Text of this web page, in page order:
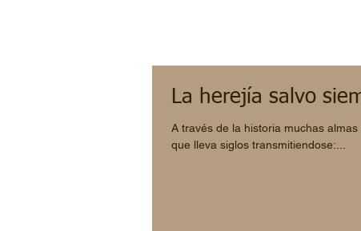
La herejía salvo
A través de la historia muchas
que lleva siglos transmitiendose:...